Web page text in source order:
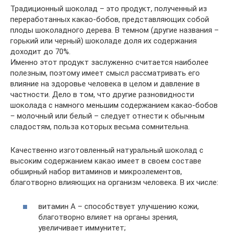
Традиционный шоколад – это продукт, полученный из
переработанных какао-бобов, представляющих собой
плоды шоколадного дерева. В темном (другие названия –
горький или черный) шоколаде доля их содержания
доходит до 70%.
Именно этот продукт заслуженно считается наиболее
полезным, поэтому имеет смысл рассматривать его
влияние на здоровье человека в целом и давление в
частности. Дело в том, что другие разновидности
шоколада с намного меньшим содержанием какао-бобов
– молочный или белый – следует отнести к обычным
сладостям, польза которых весьма сомнительна.
Качественно изготовленный натуральный шоколад с
высоким содержанием какао имеет в своем составе
обширный набор витаминов и микроэлементов,
благотворно влияющих на организм человека. В их числе:
витамин А – способствует улучшению кожи,
благотворно влияет на органы зрения,
увеличивает иммунитет;